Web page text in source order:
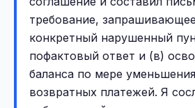
требование,
конкретный нарушенный
пофактовый ответ и (в)
баланса по мере
возвратных платежей. Я